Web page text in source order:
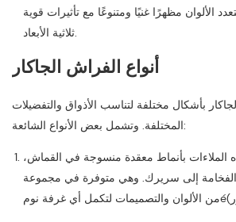
الألوان مظهرًا غنيًا ومتنوعًا مع تأثيرات قوية
ثلاثية الأبعاد.
أنواع الفراش الجاكار
بأشكال مختلفة لتناسب الأذواق والتفضيلات
المختلفة. وتشمل بعض الأنواع الشائعة:
الملاءات بأنماط معقدة منسوجة في القماش،
إلى سريرك. وهي متوفرة في مجموعة